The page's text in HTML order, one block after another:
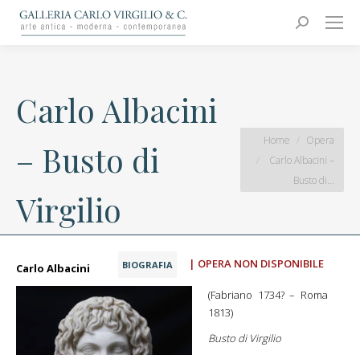
Search:
Carlo Virgilio & C.
Arte moderna e contemporanea
Carlo Albacini
– Busto di
Virgilio
You are here:
Home
Opera
Carlo Albacini –
Busto di…
BIOGRAFIA | OPERA NON DISPONIBILE
Carlo Albacini
(Fabriano 1734? – Roma
1813)
Busto di Virgilio